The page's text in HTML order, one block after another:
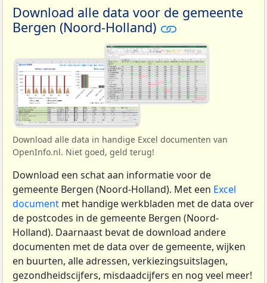
Download alle data voor de gemeente
Bergen (Noord-Holland)
Download alle data in handige Excel documenten van
OpenInfo.nl. Niet goed, geld terug!
Download een schat aan informatie voor de
gemeente Bergen (Noord-Holland). Met een Excel
document met handige werkbladen met de data over
de postcodes in de gemeente Bergen (Noord-
Holland). Daarnaast bevat de download andere
documenten met de data over de gemeente, wijken
en buurten, alle adressen, verkiezingsuitslagen,
gezondheidscijfers, misdaadcijfers en nog veel meer!